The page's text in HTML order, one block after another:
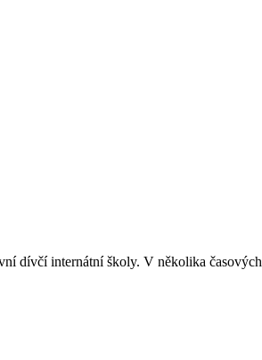
dívčí internátní školy. V několika